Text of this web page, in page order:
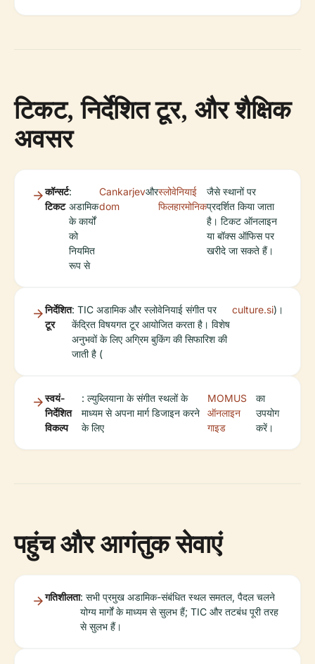
टिकट, निर्देशित टूर, और शैक्षिक
अवसर
कॉन्सर्ट
टिकट
:
अडामिक
के कार्यों
को
नियमित
रूप से
Cankarjev
dom
औरस्लोवेनियाई
फिलहारमोनिक
जैसे स्थानों पर
प्रदर्शित किया जाता
है। टिकट ऑनलाइन
या बॉक्स ऑफिस पर
खरीदे जा सकते हैं।
निर्देशित
टूर
: TIC अडामिक और स्लोवेनियाई संगीत पर
केंद्रित विषयगत टूर आयोजित करता है। विशेष
अनुभवों के लिए अग्रिम बुकिंग की सिफारिश की
जाती है (
culture.si)।
स्वयं-
निर्देशित
विकल्प
: ल्युब्लियाना के संगीत स्थलों के
माध्यम से अपना मार्ग डिजाइन करने
के लिए
MOMUS
ऑनलाइन
गाइड
का
उपयोग
करें।
पहुंच और आगंतुक सेवाएं
गतिशीलता: सभी प्रमुख अडामिक-संबंधित स्थल समतल, पैदल चलने
योग्य मार्गों के माध्यम से सुलभ हैं; TIC और तटबंध पूरी तरह
से सुलभ हैं।